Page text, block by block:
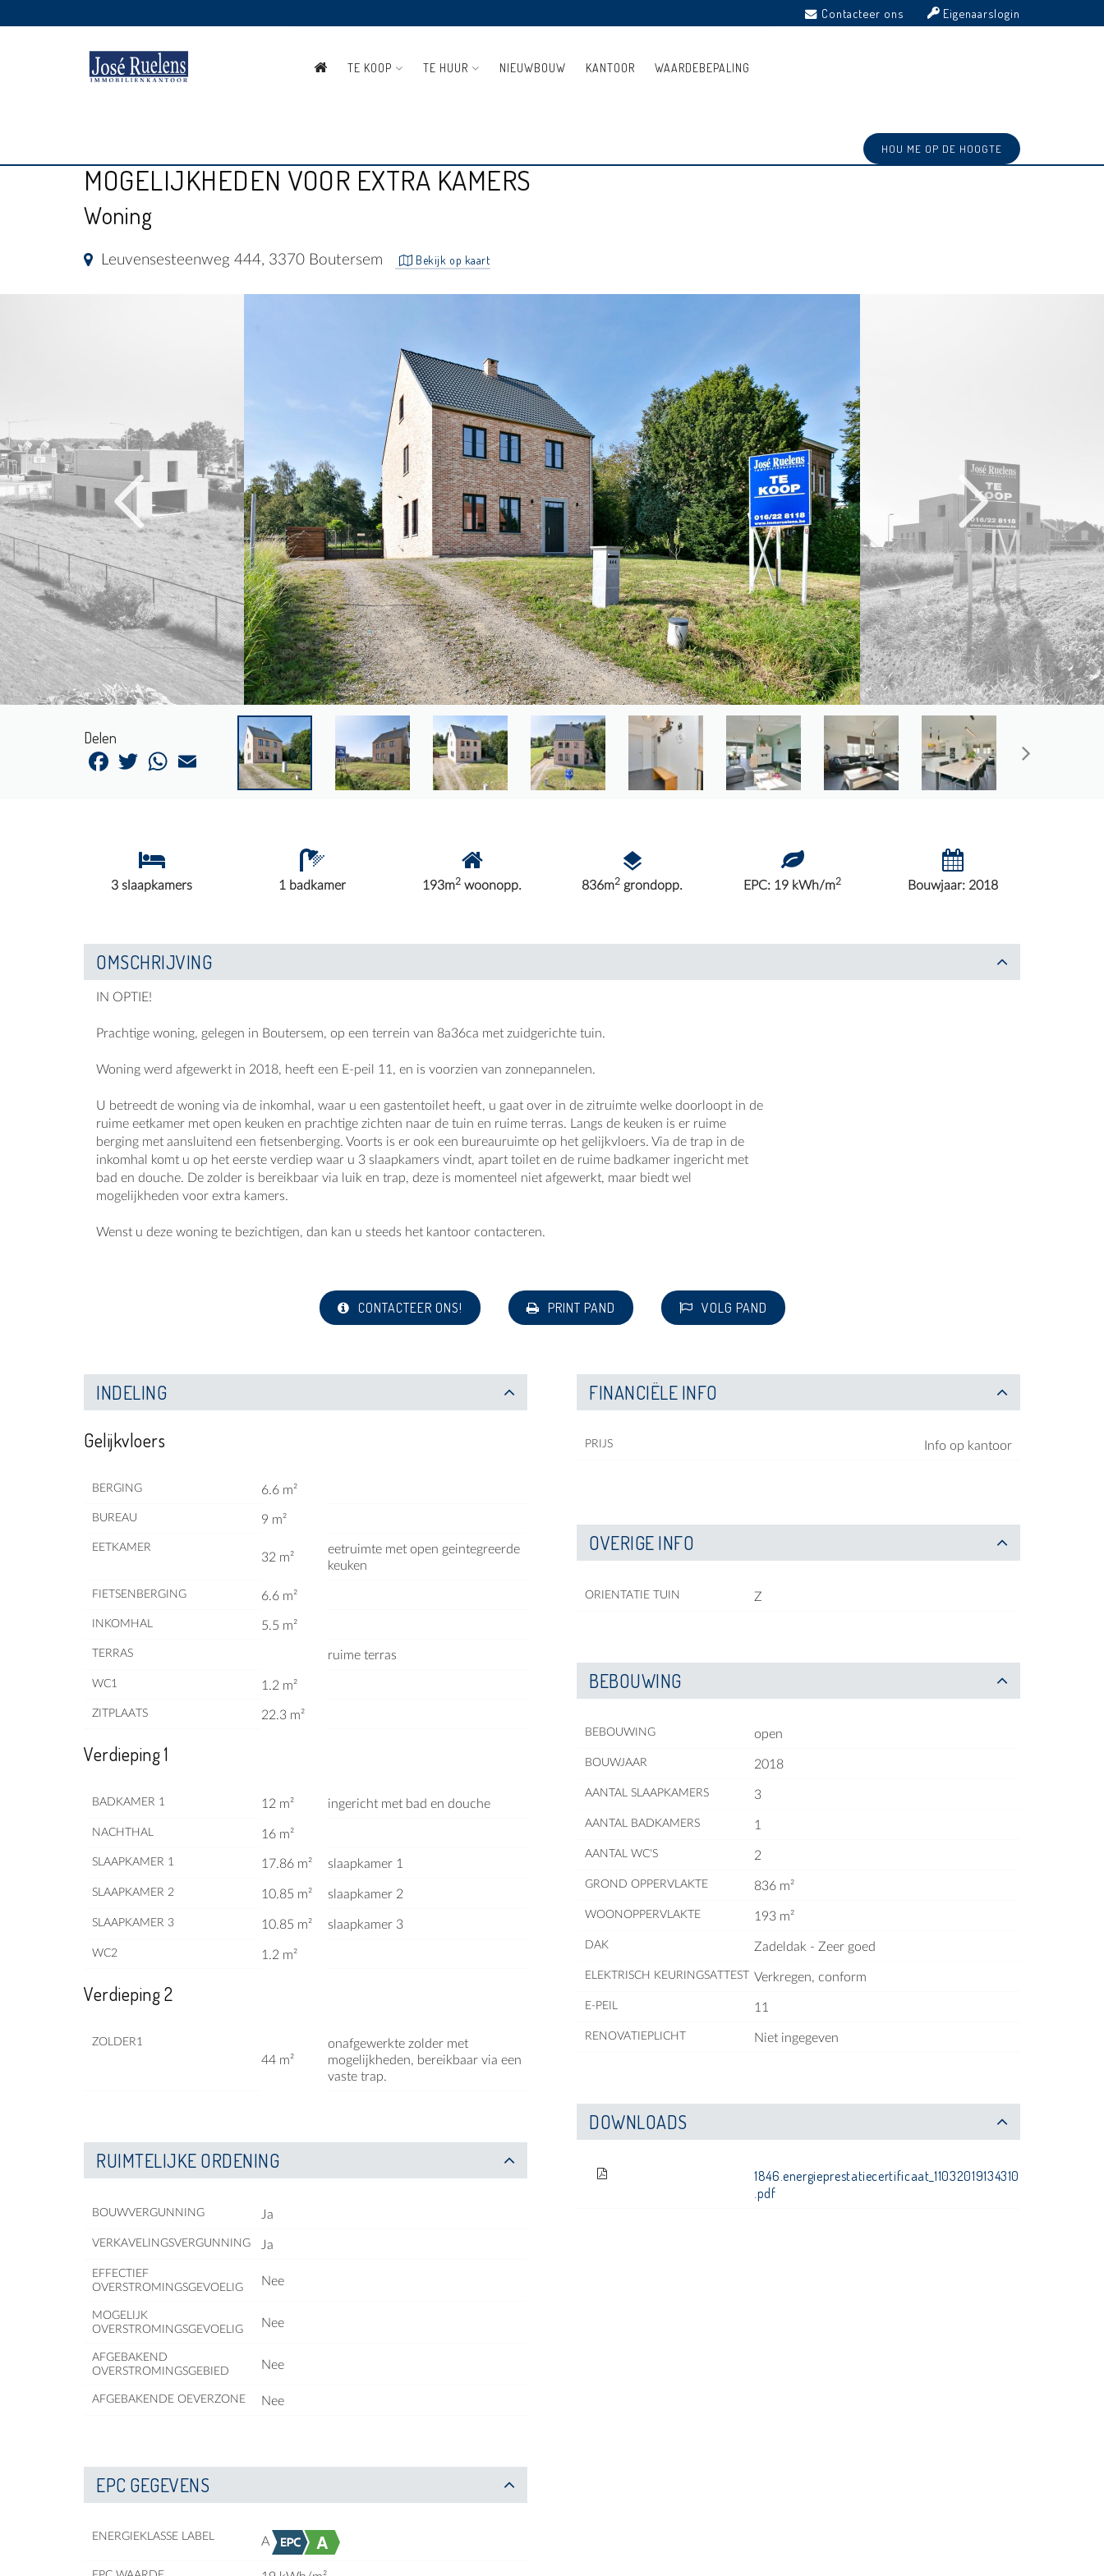
Contacteer ons Eigenaarslogin
TE KOOP TE HUUR NIEUWBOUW KANTOOR WAARDEBEPALING
HOU ME OP DE HOOGTE
MOGELIJKHEDEN VOOR EXTRA KAMERS
Woning
Leuvensesteenweg 444, 3370 Boutersem Bekijk op kaart
Ref: 3084229
Delen
FacebookTwitterWhatsApp
3 slaapkamers 1 badkamer 193m2 woonopp. 836m2 grondopp. EPC: 19 kWh/m2 Bouwjaar: 2018
OMSCHRIJVING
IN OPTIE!
Prachtige woning, gelegen in Boutersem, op een terrein van 8a36ca met zuidgerichte tuin.
Woning werd afgewerkt in 2018, heeft een E-peil 11, en is voorzien van zonnepannelen.
U betreedt de woning via de inkomhal, waar u een gastentoilet heeft, u gaat over in de zitruimte welke doorloopt in de
ruime eetkamer met open keuken en prachtige zichten naar de tuin en ruime terras. Langs de keuken is er ruime
berging met aansluitend een fietsenberging. Voorts is er ook een bureauruimte op het gelijkvloers. Via de trap in de
inkomhal komt u op het eerste verdiep waar u 3 slaapkamers vindt, apart toilet en de ruime badkamer ingericht met
bad en douche. De zolder is bereikbaar via luik en trap, deze is momenteel niet afgewerkt, maar biedt wel
mogelijkheden voor extra kamers.
Wenst u deze woning te bezichtigen, dan kan u steeds het kantoor contacteren.
CONTACTEER ONS! PRINT PAND VOLG PAND
INDELING
Gelijkvloers
BERGING 6.6 m²
BUREAU 9 m²
EETKAMER
32 m²
eetruimte met open geintegreerde
keuken
FIETSENBERGING 6.6 m²
INKOMHAL 5.5 m²
TERRAS ruime terras
WC1 1.2 m²
ZITPLAATS 22.3 m²
Verdieping 1
BADKAMER 1 12 m² ingericht met bad en douche
NACHTHAL 16 m²
SLAAPKAMER 1 17.86 m² slaapkamer 1
SLAAPKAMER 2 10.85 m² slaapkamer 2
SLAAPKAMER 3 10.85 m² slaapkamer 3
WC2 1.2 m²
Verdieping 2
ZOLDER1
44 m²
onafgewerkte zolder met
mogelijkheden, bereikbaar via een
vaste trap.
RUIMTELIJKE ORDENING
BOUWVERGUNNING Ja
VERKAVELINGSVERGUNNING Ja
EFFECTIEF
OVERSTROMINGSGEVOELIG
Nee
MOGELIJK
OVERSTROMINGSGEVOELIG
Nee
AFGEBAKEND
OVERSTROMINGSGEBIED
Nee
AFGEBAKENDE OEVERZONE Nee
EPC GEGEVENS
ENERGIEKLASSE LABEL A
FINANCIËLE INFO
PRIJS Info op kantoor
OVERIGE INFO
ORIENTATIE TUIN Z
BEBOUWING
BEBOUWING open
BOUWJAAR 2018
AANTAL SLAAPKAMERS 3
AANTAL BADKAMERS 1
AANTAL WC'S 2
GROND OPPERVLAKTE 836 m²
WOONOPPERVLAKTE 193 m²
DAK Zadeldak - Zeer goed
ELEKTRISCH KEURINGSATTEST Verkregen, conform
E-PEIL 11
RENOVATIEPLICHT Niet ingegeven
DOWNLOADS
1846.energieprestatiecertificaat_11032019134310
.pdf